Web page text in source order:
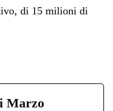
di 15 milioni di
Marzo